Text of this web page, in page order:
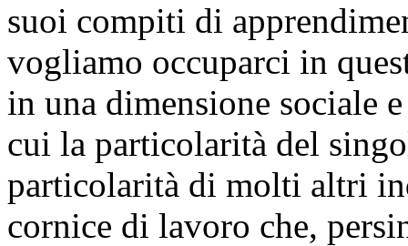
suoi compiti di
vogliamo occuparci in
in una dimensione sociale
cui la particolarità del
particolarità di molti altri
cornice di lavoro che,